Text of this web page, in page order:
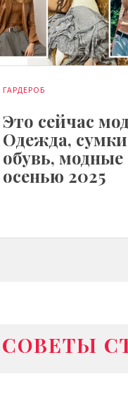
ГАРДЕРОБ
Это сейчас
Одежда,
обувь, модные
осенью 2025
СОВЕТЫ